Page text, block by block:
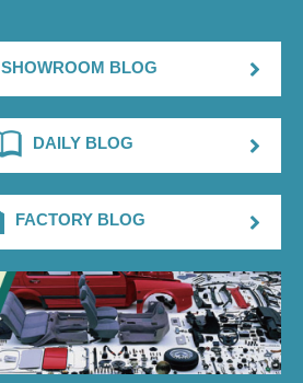
SHOWROOM BLOG
DAILY BLOG
FACTORY BLOG